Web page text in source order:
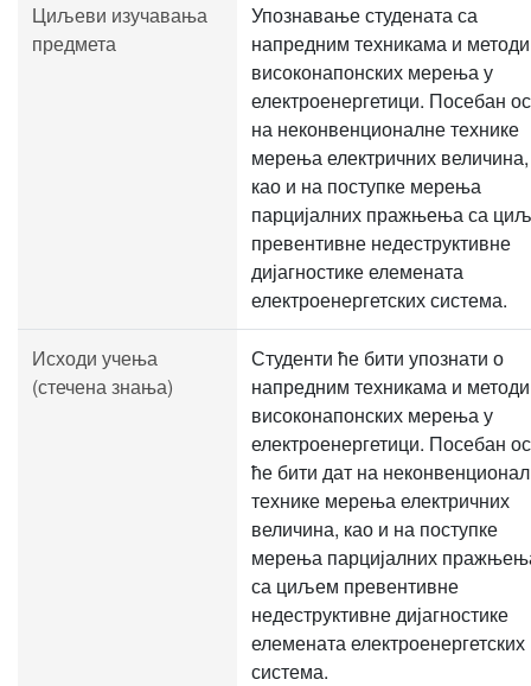
Циљеви изучавања
предмета
Упознавање студената са
напредним техникама и
високонапонских мерења у
електроенергетици. Посебан
на неконвенционалне технике
мерења електричних величина,
као и на поступке мерења
парцијалних пражњења са
превентивне недеструктивне
дијагностике елемената
електроенергетских система.
Исходи учења
(стечена знања)
Студенти ће бити упознати о
напредним техникама и
високонапонских мерења у
електроенергетици. Посебан
ће бити дат на
технике мерења електричних
величина, као и на поступке
мерења парцијалних
са циљем превентивне
недеструктивне дијагностике
елемената електроенергетских
система.